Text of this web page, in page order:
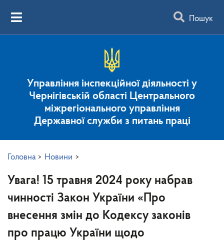
Пошук
Управління інспекційної діяльності у
Чернігівській області Центрального
міжрегіонального управління
Державної служби з питань праці
Головна > Новини >
Увага! 15 травня 2024 року набрав
чинності Закон України «Про
внесення змін до Кодексу законів
про працю України щодо